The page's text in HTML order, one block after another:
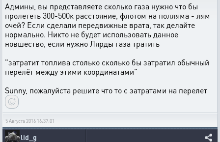
Админы, вы представляете сколько газа нужно что бы
пролететь 300-500к расстояние, флотом на полляма - лям
очей? Если сделали передвижные врата, так делайте
нормально. Никто не будет использовать данное
новшество, если нужно Лярды газа тратить
"затратит топлива столько сколько бы затратил обычный
перелёт между этими координатами"
Sunny, пожалуйста решите что то с затратами на перелет
5 Августа 2016 16:37:01
lid_g